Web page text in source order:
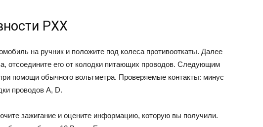
РХХ
на ручник и положите под колеса противооткаты. Далее
отсоедините его от колодки питающих проводов. Следующим
помощи обычного вольтметра. Проверяемые контакты: минус
проводов A, D.
зажигание и оцените информацию, которую вы получили.